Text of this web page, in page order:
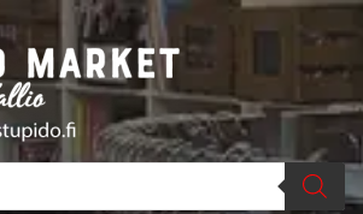
– verkossa ja kivijalassa
Stupido Market on vaihtoehtomusaan
erikoistunut verkko- sekä